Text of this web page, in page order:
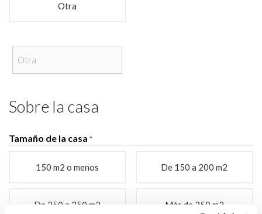
Otra
Sobre la casa
Tamaño de la casa *
150 m2 o menos De 150 a 200 m2
De 250 a 350 m2 Más de 350 m2